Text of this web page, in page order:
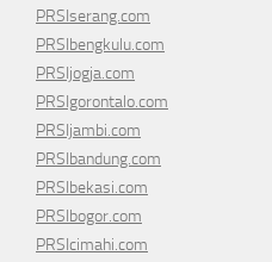
PRSIserang.com
PRSIbengkulu.com
PRSIjogja.com
PRSIgorontalo.com
PRSIjambi.com
PRSIbandung.com
PRSIbekasi.com
PRSIbogor.com
PRSIcimahi.com